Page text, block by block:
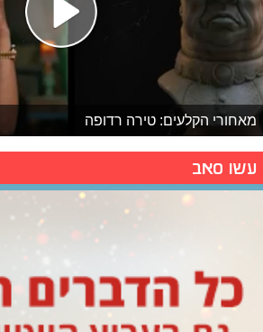
מאחורי הקלעים: טירה רדופה
עשו סאב